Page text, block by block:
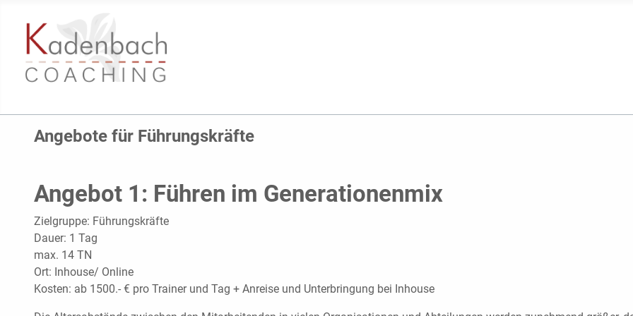
Angebote für Führungskräfte
Angebot 1: Führen im Generationenmix
Zielgruppe: Führungskräfte
Dauer: 1 Tag
max. 14 TN
Ort: Inhouse/ Online
Kosten: ab 1500.- € pro Trainer und Tag + Anreise und Unterbringung bei Inhouse